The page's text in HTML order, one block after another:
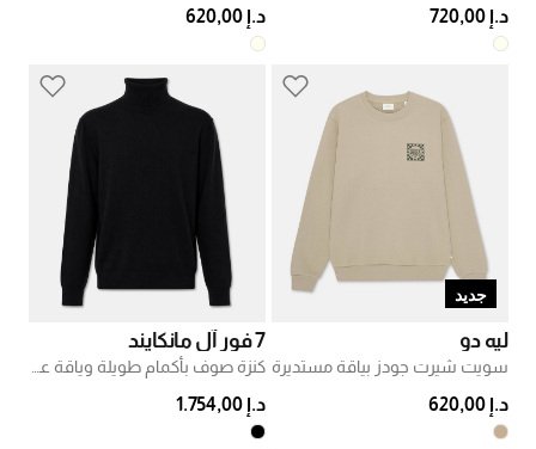
د.إ 720,00 د.إ 620,00
جديد
ليه دو
سويت شيرت جودز بياقة مستديرة
د.إ 620,00
7 فور آل مانكايند
د.إ 1.754,00